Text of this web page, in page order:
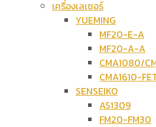
เครื่องเลเซอร์
YUEMING
MF20-E-A
MF20-A-A
CMA1080/
CMA1610-
SENSEIKO
AS1309
FM20-FM30